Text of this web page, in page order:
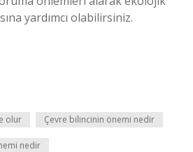
yardımcı olabilirsiniz.
olur Çevre bilincinin önemi nedir
nedir